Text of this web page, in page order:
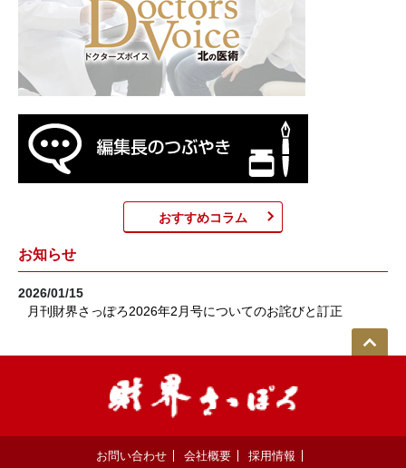
おすすめコラム
お知らせ
2026/01/15
月刊財界さっぽろ2026年2月号についてのお詫びと訂正
お問い合わせ 会社概要
採用情報